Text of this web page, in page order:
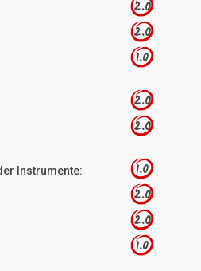
2.0
2.0
1.0
2.0
2.0
Instrumente: 1.0
2.0
2.0
1.0